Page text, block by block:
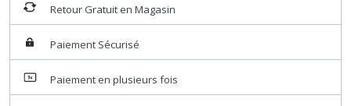
Retour Gratuit en Magasin
Paiement Sécurisé
Paiement en plusieurs fois